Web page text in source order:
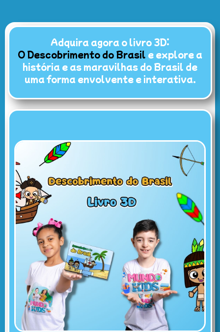
Adquira agora o livro 3D:
O Descobrimento do Brasil e explore a
história e as maravilhas do Brasil de
uma forma envolvente e interativa.